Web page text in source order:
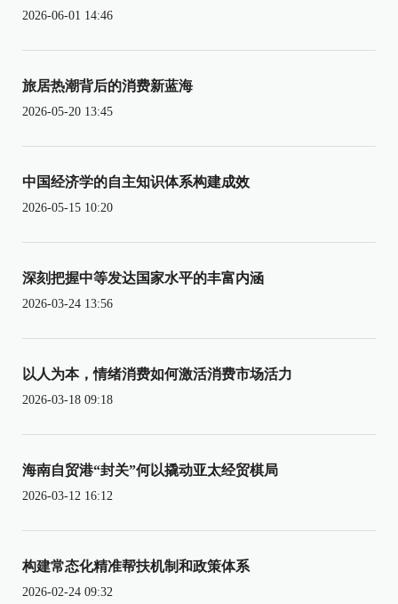
2026-06-01 14:46
旅居热潮背后的消费新蓝海
2026-05-20 13:45
中国经济学的自主知识体系构建成效
2026-05-15 10:20
深刻把握中等发达国家水平的丰富内涵
2026-03-24 13:56
以人为本，情绪消费如何激活消费市场活力
2026-03-18 09:18
海南自贸港“封关”何以撬动亚太经贸棋局
2026-03-12 16:12
构建常态化精准帮扶机制和政策体系
2026-02-24 09:32